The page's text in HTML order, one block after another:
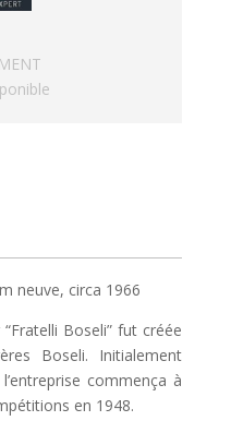
neuve, circa 1966
Boseli” fut créée
Boseli. Initialement
commença à
en 1948.